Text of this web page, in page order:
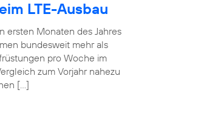
LTE-Ausbau
ersten Monaten des Jahres
bundesweit mehr als
pro Woche im
zum Vorjahr nahezu
[…]